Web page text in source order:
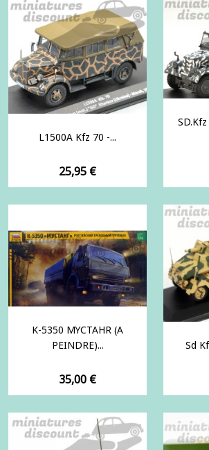
L1500A Kfz 70 -...
Prix
25,95 €
K-5350 MYCTAHR (A
PEINDRE)...
Prix
35,00 €
Sd